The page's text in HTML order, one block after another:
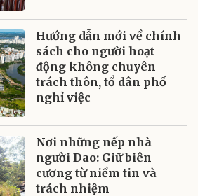
Hướng dẫn mới về chính
sách cho người hoạt
động không chuyên
trách thôn, tổ dân phố
nghỉ việc
Nơi những nếp nhà
người Dao: Giữ biên
cương từ niềm tin và
trách nhiệm